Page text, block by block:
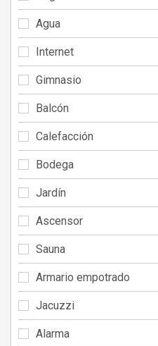
Agua
Internet
Gimnasio
Balcón
Calefacción
Bodega
Jardín
Ascensor
Sauna
Armario empotrado
Jacuzzi
Alarma